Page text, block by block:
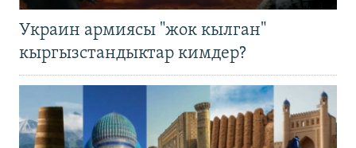
Украин армиясы "жок кылган"
кыргызстандыктар кимдер?